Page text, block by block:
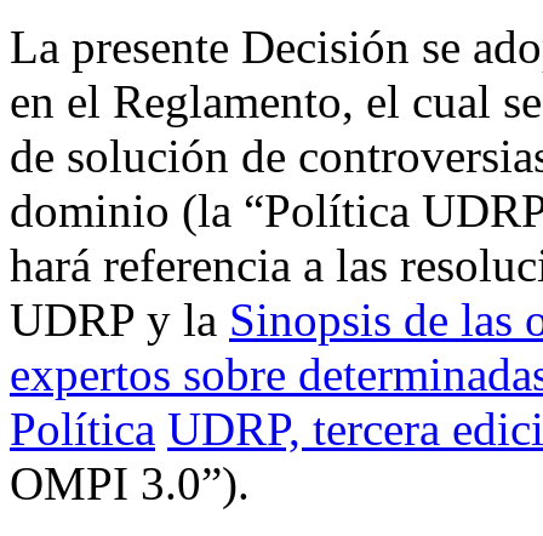
La presente Decisión se
en el Reglamento, el cual
de solución de
dominio (la “Política
hará referencia a las
UDRP y la Sinopsis de las
expertos sobre
Política UDRP, tercera
OMPI 3.0”).